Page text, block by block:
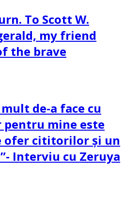
To Scott W.
my friend
the brave
de-a face cu
pentru mine este
ofer cititorilor și un
Interviu cu Zeruya